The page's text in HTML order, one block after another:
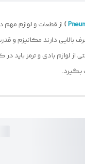
) از قطعات و لوازم مهم
بادی و ترمز باید در
بگیرد.